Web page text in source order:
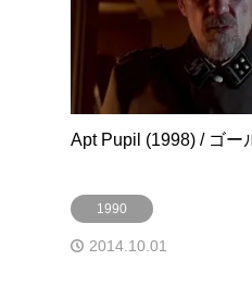
Apt Pupil (1998) / ゴー
1990
2014.10.01